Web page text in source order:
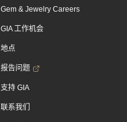
Gem & Jewelry Careers
GIA 工作机会
地点
报告问题
支持 GIA
联系我们